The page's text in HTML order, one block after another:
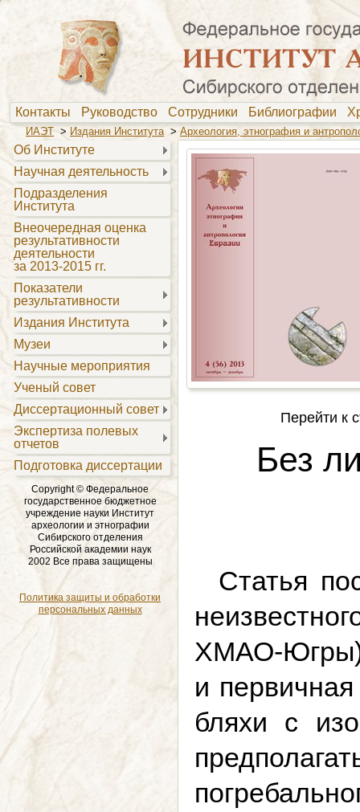
Контакты Руководство Сотрудники Библиографии
ИАЭТ > Издания Института> Археология, этнография и
Об Институте
Научная деятельность
Подразделения
Института
Внеочередная оценка
результативности
деятельности
за 2013-2015 гг.
Показатели
результативности
Издания Института
Музеи
Научные мероприятия
Ученый совет
Диссертационный совет
Экспертиза полевых
отчетов
Подготовка диссертации
Copyright © Федеральное
государственное бюджетное
учреждение науки Институт
археологии и этнографии
Сибирского отделения
Российской академии наук
2002 Все права защищены
Политика защиты и обработки
персональных данных
Перейти к
Без
Статья
ХМАО-Югры),
и
бляхи с